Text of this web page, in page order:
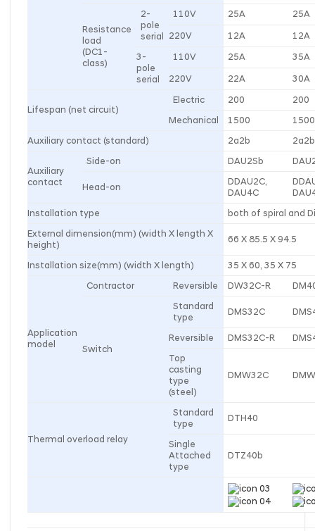
Resistance
load
(DC1-
class)
2-
pole
serial
110V 25A
25A
220V
12A
12A
3-
pole
serial
110V 25A
35A
220V
22A 30A
Lifespan (net circuit)
Electric 200
200
Mechanical
1500
1500
Auxiliary contact (standard)
2a2b 2a2b
Auxiliary
contact
Side-on DAU2Sb
Head-on
DDAU2C,
DAU4C
Installation type
both of spiral and
External dimension(mm) (width X length X
height)
66 X 85.5 X 94.5
Installation size(mm) (width X length) 35 X 60, 35 X 75
Application
model
Contractor Reversible DW32C-R
Switch
Standard
type
DMS32C
Reversible DMS32C-R
Top
casting
type
(steel)
DMW32C
Thermal overload relay
Standard
type
DTH40
Single
Attached
type
DTZ40b